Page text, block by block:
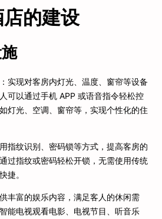
的建设
：实现对客房内灯光、温度、窗帘等设备
可以通过手机 APP 或语音指令轻松控
灯光、空调、窗帘等，实现个性化的住
指纹识别、密码锁等方式，提高客房的
过指纹或密码轻松开锁，无需使用传统
捷。
丰富的娱乐内容，满足客人的休闲需
能电视观看电影、电视节目、听音乐